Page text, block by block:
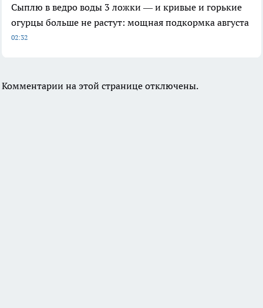
Сыплю в ведро воды 3 ложки — и кривые и горькие
огурцы больше не растут: мощная подкормка августа
02:32
Комментарии на этой странице отключены.